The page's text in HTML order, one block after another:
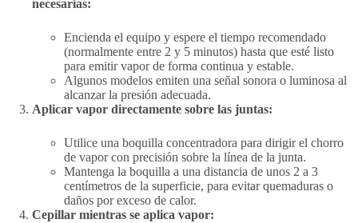
necesarias:
Encienda el equipo y espere el tiempo recomendado
(normalmente entre 2 y 5 minutos) hasta que esté listo
para emitir vapor de forma continua y estable.
Algunos modelos emiten una señal sonora o luminosa al
alcanzar la presión adecuada.
Aplicar vapor directamente sobre las juntas:
Utilice una boquilla concentradora para dirigir el chorro
de vapor con precisión sobre la línea de la junta.
Mantenga la boquilla a una distancia de unos 2 a 3
centímetros de la superficie, para evitar quemaduras o
daños por exceso de calor.
Cepillar mientras se aplica vapor: